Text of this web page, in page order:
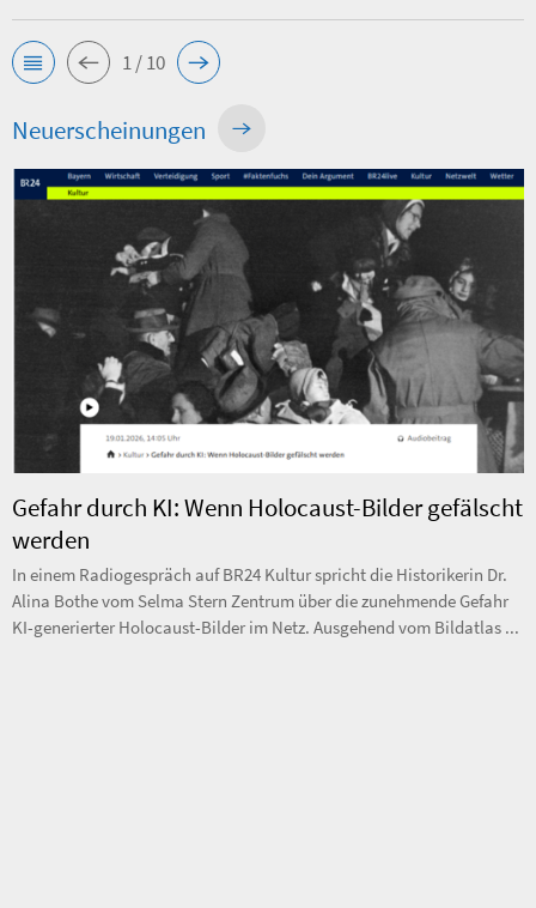
1 / 10
Neuerscheinungen
Gefahr durch KI: Wenn Holocaust-Bilder gefälscht
werden
In einem Radiogespräch auf BR24 Kultur spricht die Historikerin Dr.
Alina Bothe vom Selma Stern Zentrum über die zunehmende Gefahr
KI-generierter Holocaust-Bilder im Netz. Ausgehend vom Bildatlas ...